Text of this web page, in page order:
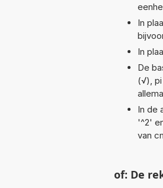
In
In
De
(√),
In de
'^2'
van
of: De